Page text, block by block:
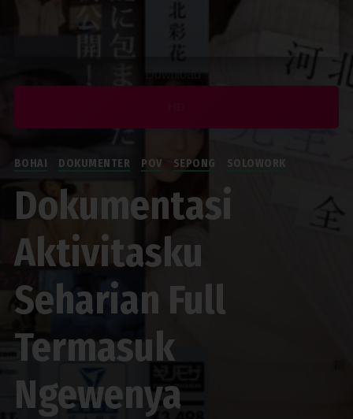
Download :
BOHAI DOKUMENTER POV SEPONG SOLOWORK
Dokumentasi
Aktivitasku
Seharian Full
Termasuk
Ngewenya